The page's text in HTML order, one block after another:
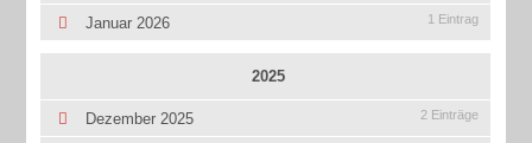
Januar 2026 1 Eintrag
2025
Dezember 2025 2 Einträge